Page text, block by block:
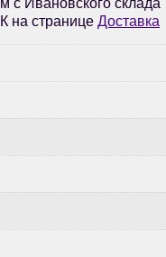
с Ивановского склада
на странице Доставка